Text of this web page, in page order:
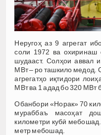
Неругоҳ аз 9 агрегат
соли 1972 ва охиринаш
шудааст. Солҳои аввал
МВт – ро ташкило медод.
агрегатҳо иқтидори
МВт ва 1 адад бо 320 МВт
Обанбори «Норак» 70
мураббаъ масоҳат
километри кубӣ
метр мебошад.